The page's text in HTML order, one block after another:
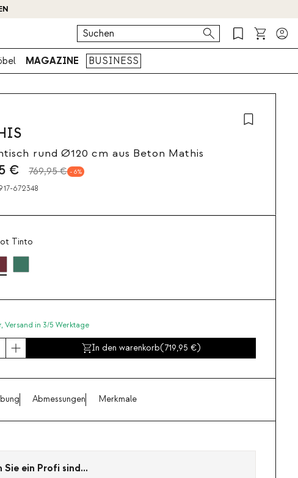
MAGAZINE BUSINESS
rund Ø120 cm aus Beton Mathis
€ 769,95 € 6
672348
Tinto
Versand in 3/5 Werktage
In den warenkorb(719,95 )
Abmessungen Merkmale
Sie ein Profi sind...